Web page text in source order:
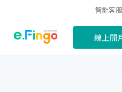
智能客服
線上開